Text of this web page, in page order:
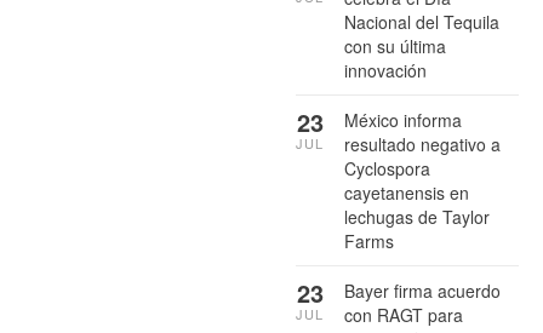
Nacional del Tequila
con su última
innovación
México informa
resultado negativo a
Cyclospora
cayetanensis en
lechugas de Taylor
Farms
23
JUL
Bayer firma acuerdo
con RAGT para
23
JUL